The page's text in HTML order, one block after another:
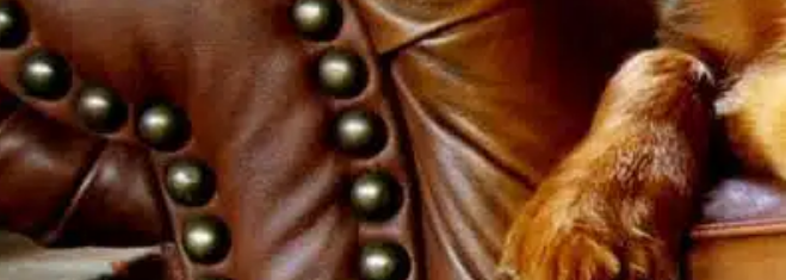
Como propietario de un perro, es habitual
preocuparse por su salud, sobre todo en lo
que respecta a sus hábitos alimentarios. Una
preocupación frecuente es cuánto tiempo
puede aguantar un perro sin comer. Ya sea
por enfermedad, estrés o por ser
quisquilloso con la comida, hay ocasiones en
las que un perro puede negarse a…